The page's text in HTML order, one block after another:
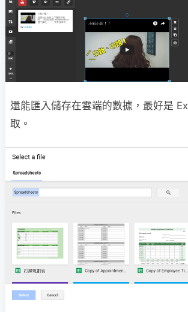
還能匯入儲存在雲端的數據，最好是
取。